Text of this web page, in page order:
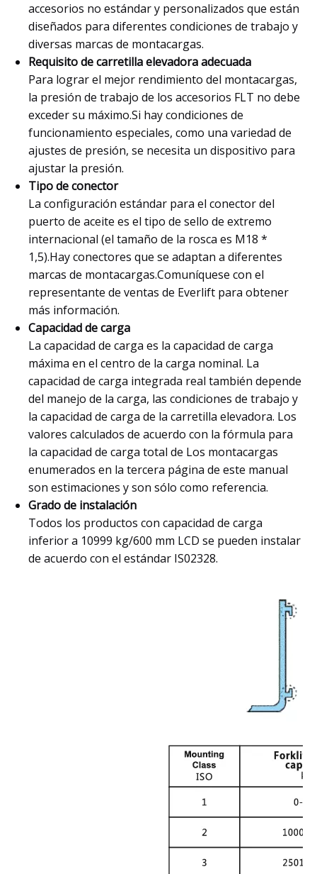
accesorios no estándar y personalizados que están
diseñados para diferentes condiciones de trabajo y
diversas marcas de montacargas.
Requisito de carretilla elevadora adecuada
Para lograr el mejor rendimiento del montacargas,
la presión de trabajo de los accesorios FLT no debe
exceder su máximo.Si hay condiciones de
funcionamiento especiales, como una variedad de
ajustes de presión, se necesita un dispositivo para
ajustar la presión.
Tipo de conector
La configuración estándar para el conector del
puerto de aceite es el tipo de sello de extremo
internacional (el tamaño de la rosca es M18 *
1,5).Hay conectores que se adaptan a diferentes
marcas de montacargas.Comuníquese con el
representante de ventas de Everlift para obtener
más información.
Capacidad de carga
La capacidad de carga es la capacidad de carga
máxima en el centro de la carga nominal. La
capacidad de carga integrada real también depende
del manejo de la carga, las condiciones de trabajo y
la capacidad de carga de la carretilla elevadora. Los
valores calculados de acuerdo con la fórmula para
la capacidad de carga total de Los montacargas
enumerados en la tercera página de este manual
son estimaciones y son sólo como referencia.
Grado de instalación
Todos los productos con capacidad de carga
inferior a 10999 kg/600 mm LCD se pueden instalar
de acuerdo con el estándar IS02328.